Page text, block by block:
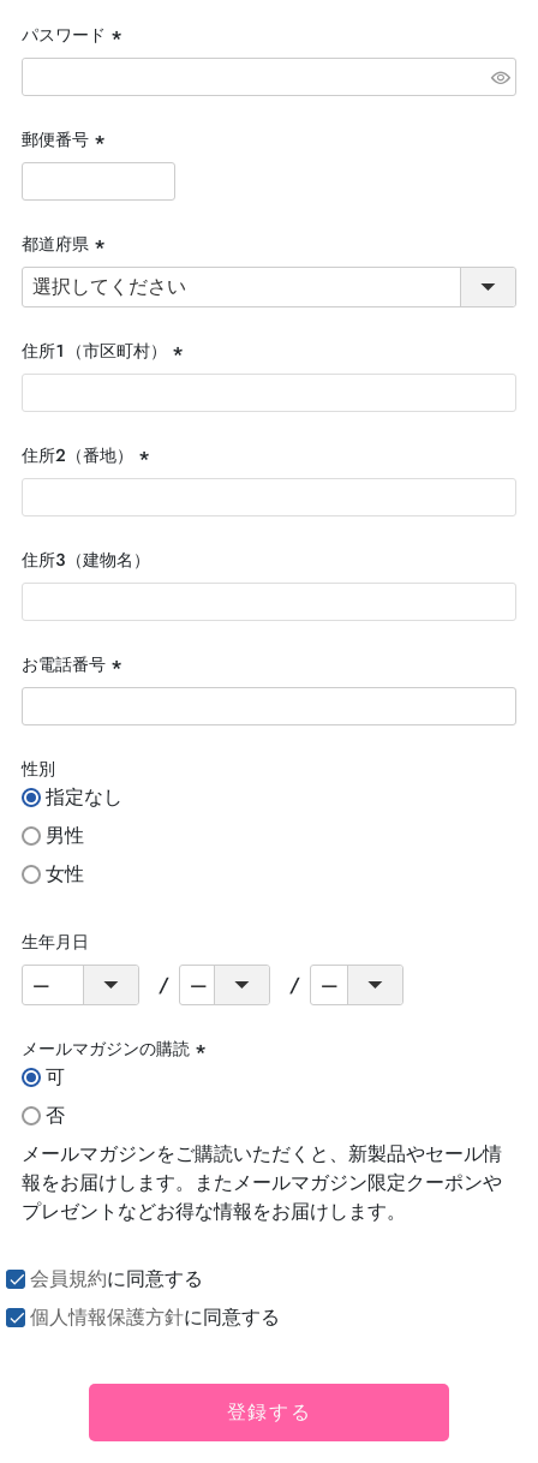
パスワード
(必
須)
郵便番号
(必
須)
都道府県
(必
須)
住所１（市区町村）
(必
須)
住所２（番地）
(必
須)
住所３（建物名）
お電話番号
(必
須)
性別
指定なし
男性
女性
生年月日
メールマガジンの購読
可
否
メールマガジンをご購読いただくと、新製品やセール情
報をお届けします。またメールマガジン限定クーポンや
プレゼントなどお得な情報をお届けします。
会員規約に同意する
個人情報保護方針に同意する
登録する